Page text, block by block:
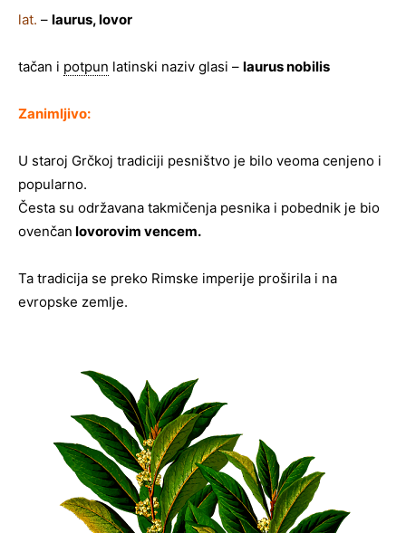
lat. – laurus, lovor
tačan i potpun latinski naziv glasi – laurus nobilis
Zanimljivo:
U staroj Grčkoj tradiciji pesništvo je bilo veoma cenjeno i
popularno.
Česta su održavana takmičenja pesnika i pobednik je bio
ovenčan lovorovim vencem.
Ta tradicija se preko Rimske imperije proširila i na
evropske zemlje.